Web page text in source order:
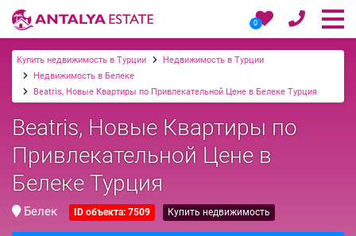
0
Купить недвижимость в Турции
Недвижимость в Турции
Недвижимость в Белеке
Beatris, Новые Квартиры по Привлекательной Цене в Белеке Турция
Beatris, Новые Квартиры по
Привлекательной Цене в
Белеке Турция
Белек ID объекта: 7509 Купить недвижимость